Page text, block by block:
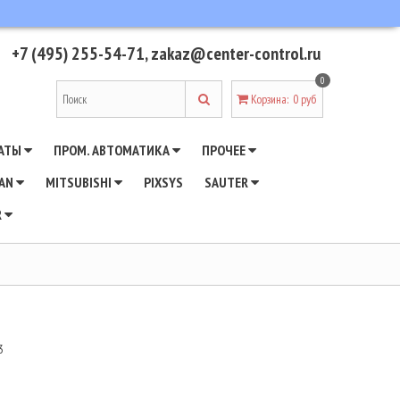
+7 (495) 255-54-71,zakaz@center-control.ru
Корзина:
0
0 руб
ПРОМ. АВТОМАТИКА
ПРОЧЕЕ
MITSUBISHI PIXSYS
SAUTER